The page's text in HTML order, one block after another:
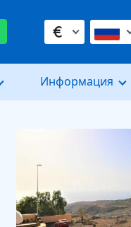
€
Информация